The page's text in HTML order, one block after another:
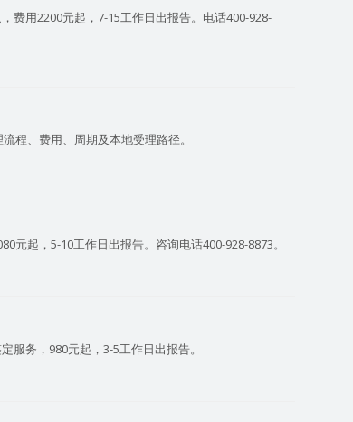
费用2200元起，7-15工作日出报告。电话400-928-
程、费用、周期及本地受理路径。
起，5-10工作日出报告。咨询电话400-928-8873。
服务，980元起，3-5工作日出报告。